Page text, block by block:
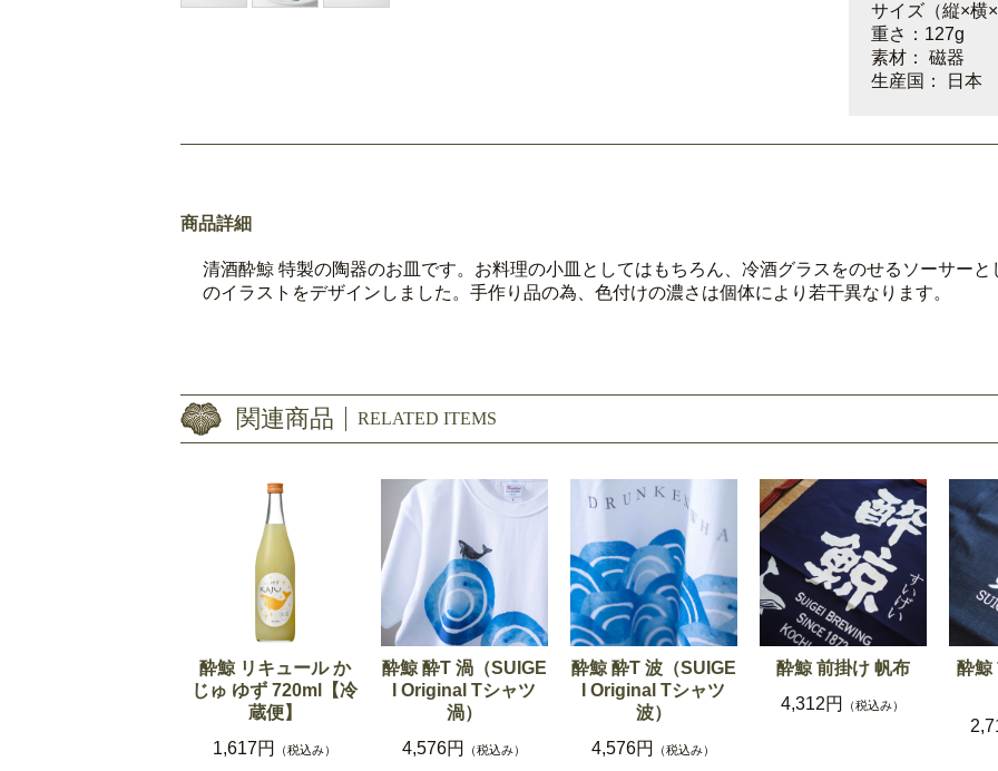
サイズ（縦×横
重さ：127g
素材： 磁器
生産国： 日本
商品詳細
清酒酔鯨 特製の陶器のお皿です。お料理の小皿としてはもちろん、冷酒グラスをのせるソーサー
のイラストをデザインしました。手作り品の為、色付けの濃さは個体により若干異なります。
RELATED ITEMS
関連商品
酔鯨 リキュール か
じゅ ゆず 720ml【冷
蔵便】
1,617円
（税込み）
酔鯨 酔T 渦（SUIGE
I Original Tシャツ
渦）
4,576円
（税込み）
酔鯨 酔T 波（SUIGE
I Original Tシャツ
波）
4,576円
（税込み）
酔鯨 前掛け 帆布
4,312円
（税込み）
酔鯨